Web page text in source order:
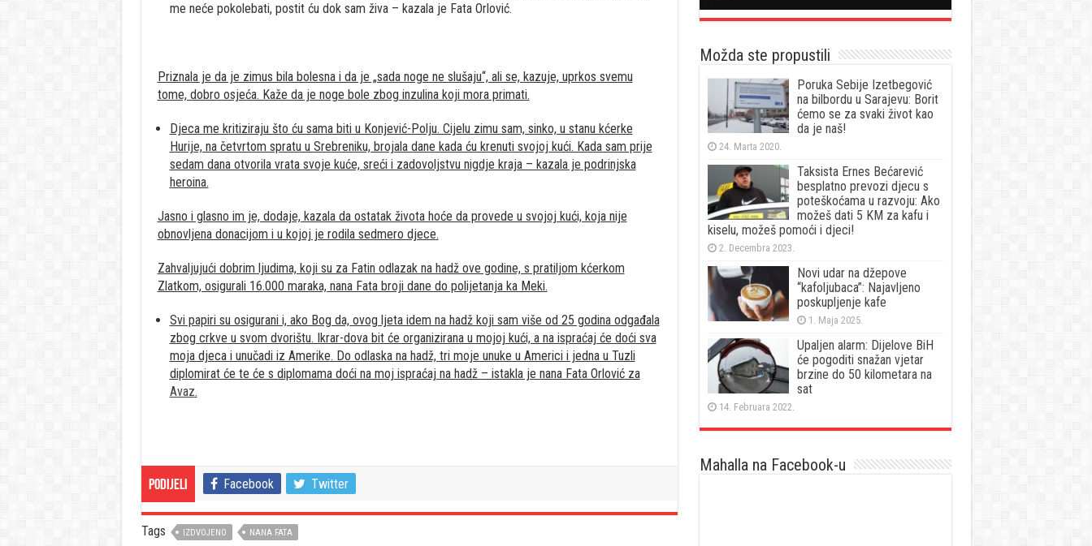
me neće pokolebati, postit ću dok sam živa – kazala je Fata Orlović.
Priznala je da je zimus bila bolesna i da je „sada noge ne slušaju“, ali se, kazuje, uprkos svemu
tome, dobro osjeća. Kaže da je noge bole zbog inzulina koji mora primati.
Djeca me kritiziraju što ću sama biti u Konjević-Polju. Cijelu zimu sam, sinko, u stanu kćerke
Hurije, na četvrtom spratu u Srebreniku, brojala dane kada ću krenuti svojoj kući. Kada sam prije
sedam dana otvorila vrata svoje kuće, sreći i zadovoljstvu nigdje kraja – kazala je podrinjska
heroina.
Jasno i glasno im je, dodaje, kazala da ostatak života hoće da provede u svojoj kući, koja nije
obnovljena donacijom i u kojoj je rodila sedmero djece.
Zahvaljujući dobrim ljudima, koji su za Fatin odlazak na hadž ove godine, s pratiljom kćerkom
Zlatkom, osigurali 16.000 maraka, nana Fata broji dane do polijetanja ka Meki.
Svi papiri su osigurani i, ako Bog da, ovog ljeta idem na hadž koji sam više od 25 godina odgađala
zbog crkve u svom dvorištu. Ikrar-dova bit će organizirana u mojoj kući, a na ispraćaj će doći sva
moja djeca i unučadi iz Amerike. Do odlaska na hadž, tri moje unuke u Americi i jedna u Tuzli
diplomirat će te će s diplomama doći na moj ispraćaj na hadž – istakla je nana Fata Orlović za
Avaz.
Podijeli Facebook Twitter
Tags IZDVOJENO NANA FATA
Možda ste propustili
Poruka Sebije Izetbegović
na bilbordu u Sarajevu: Borit
ćemo se za svaki život kao
da je naš!
24. Marta 2020.
Taksista Ernes Bećarević
besplatno prevozi djecu s
poteškoćama u razvoju: Ako
možeš dati 5 KM za kafu i
kiselu, možeš pomoći i djeci!
2. Decembra 2023.
Novi udar na džepove
“kafoljubaca”: Najavljeno
poskupljenje kafe
1. Maja 2025.
Upaljen alarm: Dijelove BiH
će pogoditi snažan vjetar
brzine do 50 kilometara na
sat
14. Februara 2022.
Mahalla na Facebook-u